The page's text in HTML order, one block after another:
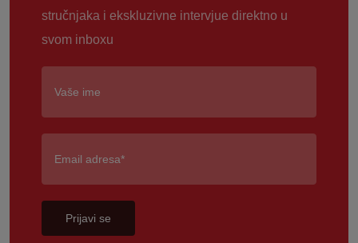
stručnjaka i ekskluzivne intervjue direktno u
svom inboxu
Prijavi se